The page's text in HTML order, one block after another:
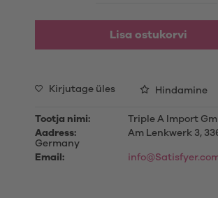
Lisa ostukorvi
Kirjutage üles Hindamine
Tootja nimi:
Triple A Import
Aadress:
Am Lenkwerk 3,
Germany
Email: